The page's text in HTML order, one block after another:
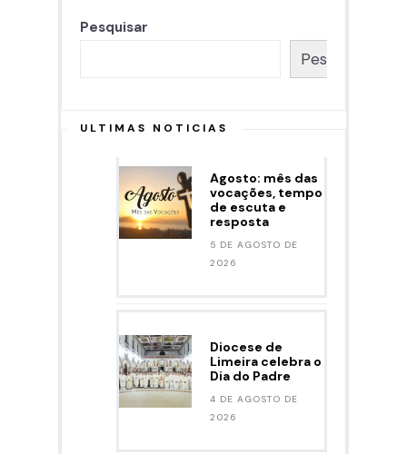
Pesquisar
Pesquisar
ULTIMAS NOTICIAS
Agosto: mês das
vocações, tempo
de escuta e
resposta
5 DE AGOSTO DE
2026
Diocese de
Limeira celebra o
Dia do Padre
4 DE AGOSTO DE
2026